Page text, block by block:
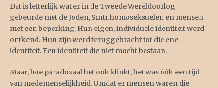
Dat is letterlijk wat er in de Tweede Wereldoorlog
gebeurde met de Joden, Sinti, homoseksuelen en mensen
met een beperking. Hun eigen, individuele identiteit werd
ontkend. Hun zijn werd teruggebracht tot die ene
identiteit. Een identiteit die niet mocht bestaan.
Maar, hoe paradoxaal het ook klinkt, het was óók een tijd
van medemenselijkheid. Omdat er mensen waren die